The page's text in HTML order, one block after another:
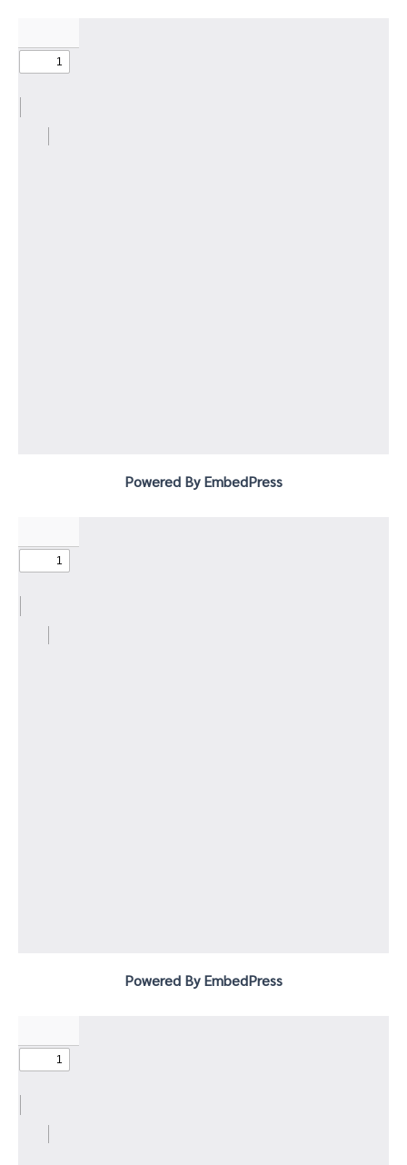
Powered By EmbedPress
Powered By EmbedPress